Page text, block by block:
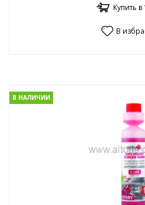
Купить в
В
В НАЛИЧИИ